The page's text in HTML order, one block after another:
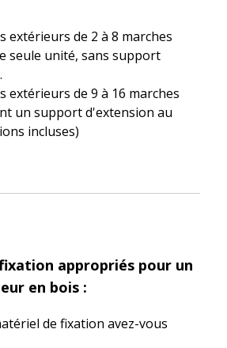
extérieurs de 2 à 8 marches
seule unité, sans support
extérieurs de 9 à 16 marches
un support d'extension au
incluses)
appropriés pour un
en bois :
de fixation avez-vous